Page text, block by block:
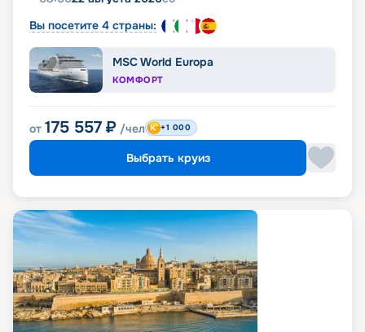
Вы посетите 4 страны:
MSC World Europa
КОМФОРТ
от 175 557 ₽ /чел +1 000
Выбрать круиз